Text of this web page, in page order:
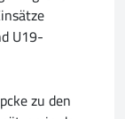
U19-
zu den